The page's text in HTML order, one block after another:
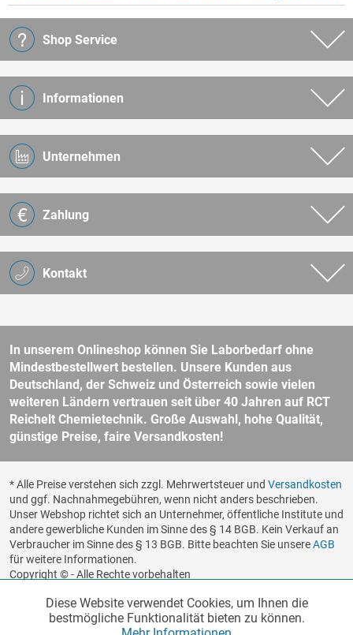
Kontakt
Shop Service
Informationen
Unternehmen
Zahlung
In unserem Onlineshop können Sie Laborbedarf ohne
Mindestbestellwert bestellen. Unsere Kunden aus
Deutschland, der Schweiz und Österreich sowie vielen
weiteren Ländern vertrauen seit über 40 Jahren auf RCT
Reichelt Chemietechnik. Große Auswahl, hohe Qualität,
günstige Preise, faire Versandkosten!
* Alle Preise verstehen sich zzgl. Mehrwertsteuer und Versandkosten
und ggf. Nachnahmegebühren, wenn nicht anders beschrieben.
Unser Webshop richtet sich an Unternehmer, öffentliche Institute und
andere gewerbliche Kunden im Sinne des § 14 BGB. Kein Verkauf an
Verbraucher im Sinne des § 13 BGB. Bitte beachten Sie unsereAGB
für weitere Informationen.
Copyright © - Alle Rechte vorbehalten
Realisiert von
Funktionale Aktiv
Diese Website verwendet Cookies, um Ihnen die
bestmögliche Funktionalität bieten zu können.